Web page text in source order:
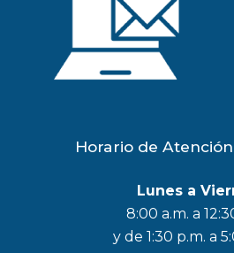
Horario de
Lunes a
8:00 a.m. a
y de 1:30 p.m. a